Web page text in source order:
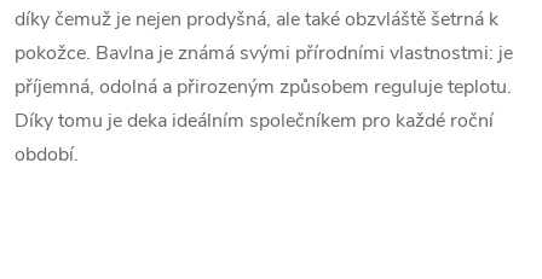
díky čemuž je nejen prodyšná, ale také obzvláště šetrná k
pokožce. Bavlna je známá svými přírodními vlastnostmi: je
příjemná, odolná a přirozeným způsobem reguluje teplotu.
Díky tomu je deka ideálním společníkem pro každé roční
období.